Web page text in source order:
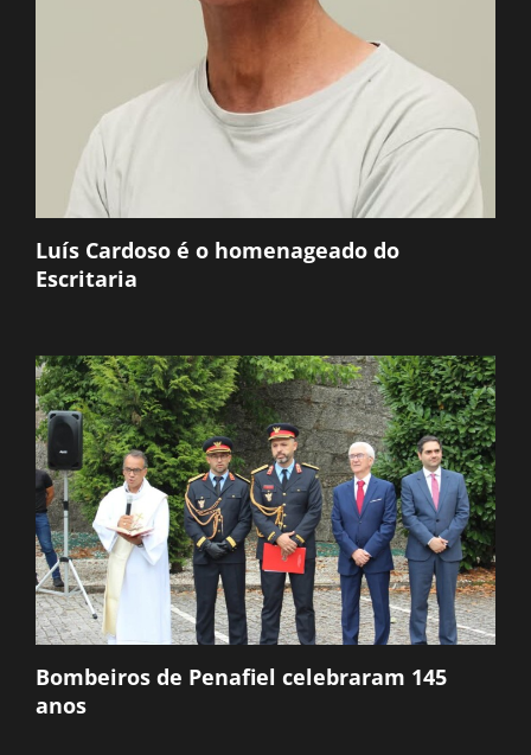
Luís Cardoso é o homenageado do
Escritaria
Bombeiros de Penafiel celebraram 145
anos